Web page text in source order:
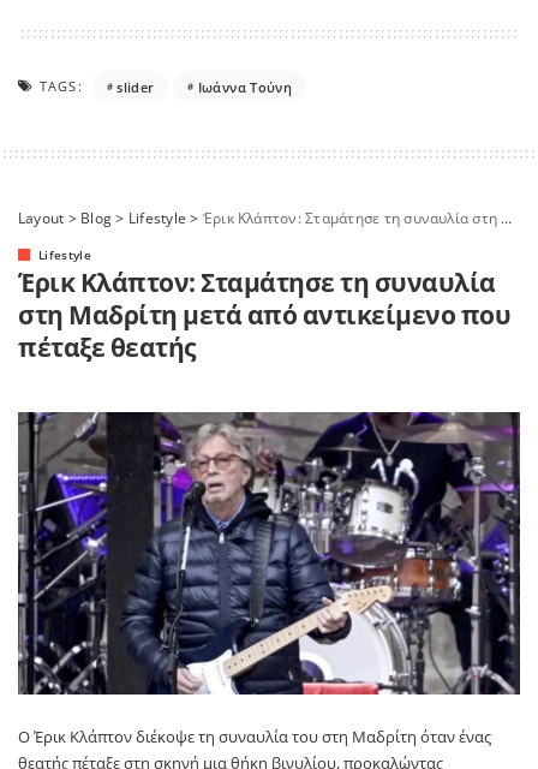
TAGS: slider Ιωάννα Τούνη
Layout > Blog> Lifestyle > Έρικ Κλάπτον: Σταμάτησε τη συναυλία στη Μαδρίτη μετά από αντικείμενο που πέταξε θεατής
Lifestyle
Έρικ Κλάπτον: Σταμάτησε τη συναυλία
στη Μαδρίτη μετά από αντικείμενο που
πέταξε θεατής
Ο Έρικ Κλάπτον διέκοψε τη συναυλία του στη Μαδρίτη όταν ένας
θεατής πέταξε στη σκηνή μια θήκη βινυλίου, προκαλώντας